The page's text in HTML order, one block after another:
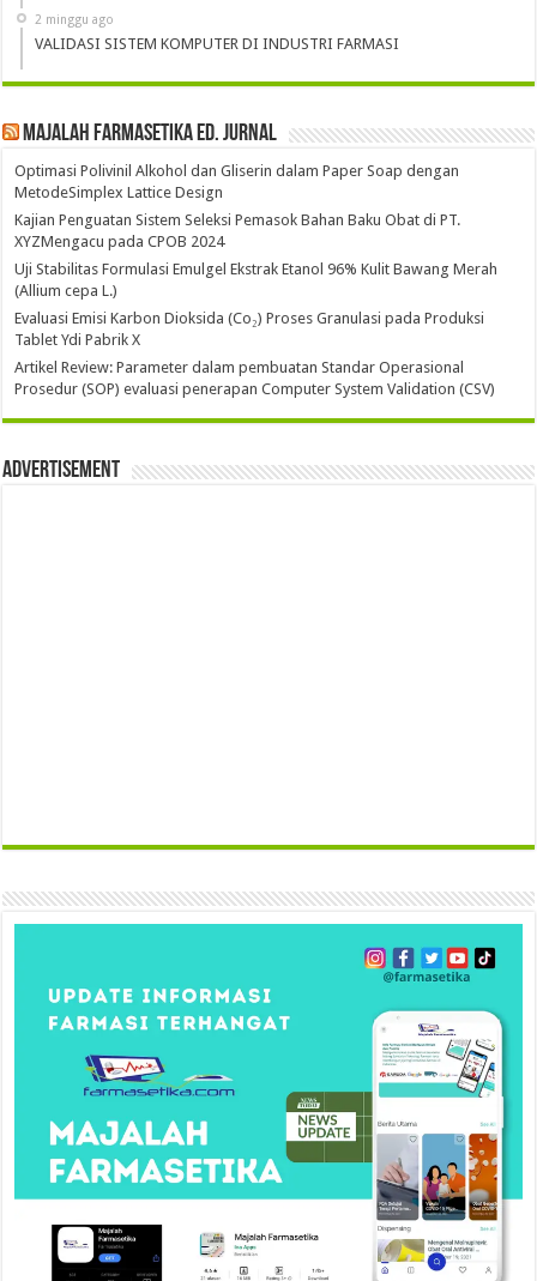
2 minggu ago
VALIDASI SISTEM KOMPUTER DI INDUSTRI FARMASI
Majalah Farmasetika Ed. Jurnal
Optimasi Polivinil Alkohol dan Gliserin dalam Paper Soap dengan
MetodeSimplex Lattice Design
Kajian Penguatan Sistem Seleksi Pemasok Bahan Baku Obat di PT.
XYZMengacu pada CPOB 2024
Uji Stabilitas Formulasi Emulgel Ekstrak Etanol 96% Kulit Bawang Merah
(Allium cepa L.)
Evaluasi Emisi Karbon Dioksida (Co₂) Proses Granulasi pada Produksi
Tablet Ydi Pabrik X
Artikel Review: Parameter dalam pembuatan Standar Operasional
Prosedur (SOP) evaluasi penerapan Computer System Validation (CSV)
Advertisement